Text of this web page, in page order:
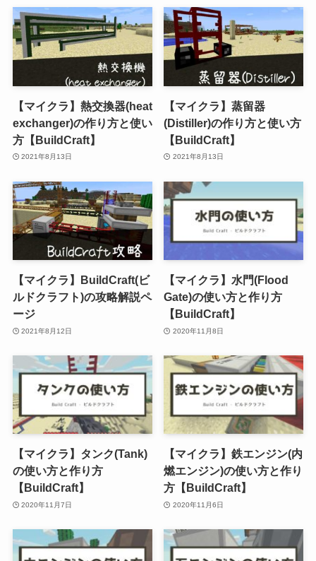
【マイクラ】熱交換器(heat
exchanger)の作り方と使い
方【BuildCraft】
2021年8月13日
【マイクラ】蒸留器
(Distiller)の作り方と使い方
【BuildCraft】
2021年8月13日
【マイクラ】BuildCraft(ビ
ルドクラフト)の攻略解説ペ
ージ
2021年8月12日
【マイクラ】水門(Flood
Gate)の使い方と作り方
【BuildCraft】
2020年11月8日
【マイクラ】タンク(Tank)
の使い方と作り方
【BuildCraft】
2020年11月7日
【マイクラ】鉄エンジン(内
燃エンジン)の使い方と作り
方【BuildCraft】
2020年11月6日